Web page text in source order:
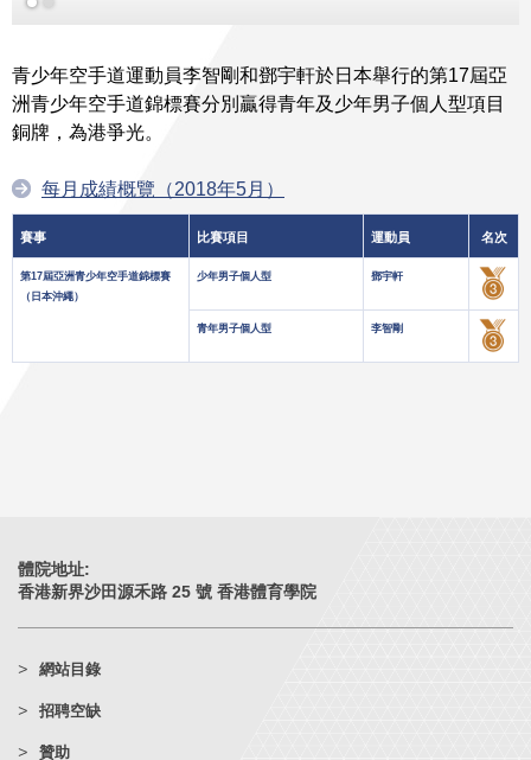
青少年空手道運動員李智剛和鄧宇軒於日本舉行的第17屆亞
洲青少年空手道錦標賽分別贏得青年及少年男子個人型項目
銅牌，為港爭光。
每月成績概覽（2018年5月）
賽事 比賽項目 運動員 名次
第17屆亞洲青少年空手道錦標賽
（日本沖繩）
少年男子個人型 鄧宇軒
青年男子個人型 李智剛
體院地址:
香港新界沙田源禾路 25 號 香港體育學院
網站目錄
招聘空缺
贊助